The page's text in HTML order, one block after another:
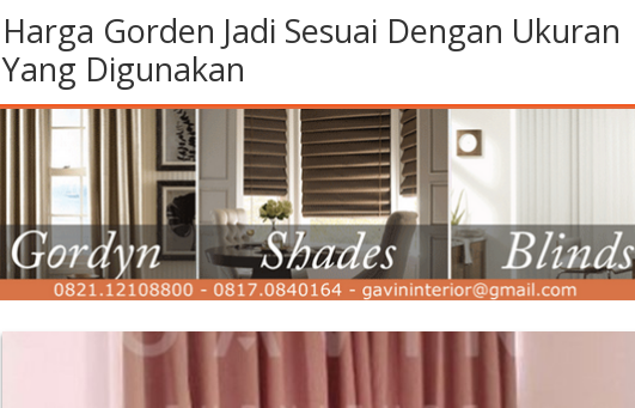
Harga Gorden Jadi Sesuai Dengan Ukuran
Yang Digunakan